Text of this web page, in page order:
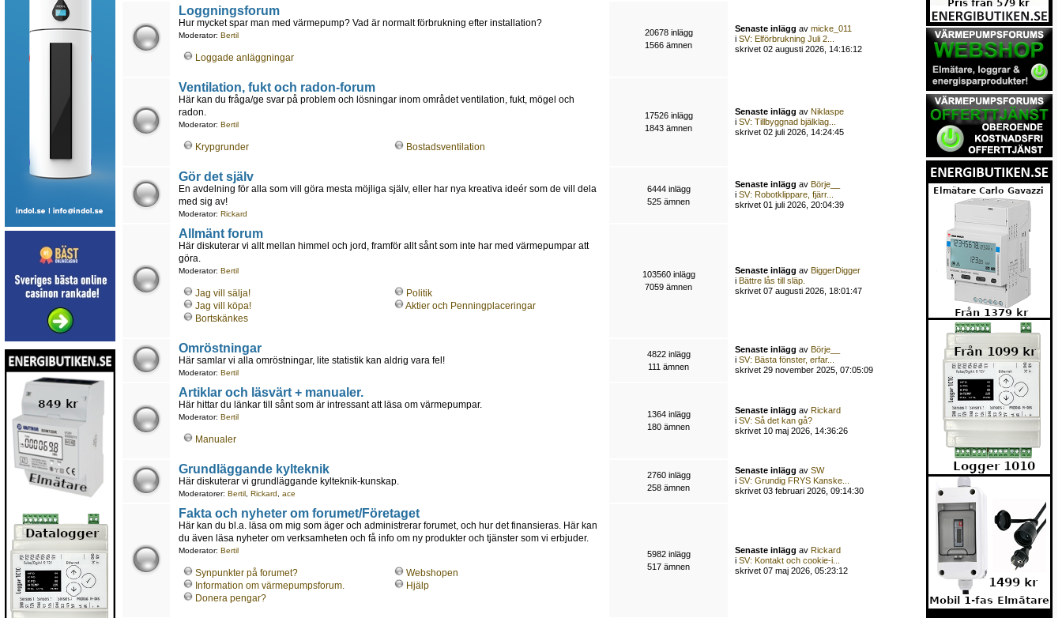
Loggningsforum
Hur mycket spar man med värmepump? Vad är normalt förbrukning efter installation?
Moderator: Bertil
Loggade anläggningar
20678 inlägg
1566 ämnen
Senaste inlägg avmicke_011
iSV: Elförbrukning Juli 2...
skrivet 02 augusti 2026, 14:16:12
Ventilation, fukt och radon-forum
Här kan du fråga/ge svar på problem och lösningar inom området ventilation, fukt, mögel och
radon.
Moderator: Bertil
Krypgrunder Bostadsventilation
17526 inlägg
1843 ämnen
Senaste inlägg avNiklaspe
iSV: Tillbyggnad bjälklag...
skrivet 02 juli 2026, 14:24:45
Gör det själv
En avdelning för alla som vill göra mesta möjliga själv, eller har nya kreativa ideér som de vill dela
med sig av!
Moderator: Rickard
6444 inlägg
525 ämnen
Senaste inlägg avBörje__
iSV: Robotklippare, fjärr...
skrivet 01 juli 2026, 20:04:39
Allmänt forum
Här diskuterar vi allt mellan himmel och jord, framför allt sånt som inte har med värmepumpar att
göra.
Moderator: Bertil
Jag vill sälja!
Jag vill köpa!
Bortskänkes
Politik
Aktier och Penningplaceringar
103560 inlägg
7059 ämnen
Senaste inlägg avBiggerDigger
iBättre lås till släp.
skrivet 07 augusti 2026, 18:01:47
Omröstningar
Här samlar vi alla omröstningar, lite statistik kan aldrig vara fel!
Moderator: Bertil
4822 inlägg
111 ämnen
Senaste inlägg avBörje__
iSV: Bästa fönster, erfar...
skrivet 29 november 2025, 07:05:09
Artiklar och läsvärt + manualer.
Här hittar du länkar till sånt som är intressant att läsa om värmepumpar.
Moderator: Bertil
Manualer
1364 inlägg
180 ämnen
Senaste inlägg avRickard
iSV: Så det kan gå?
skrivet 10 maj 2026, 14:36:26
Grundläggande kylteknik
Här diskuterar vi grundläggande kylteknik-kunskap.
Moderatorer: Bertil, Rickard ace
2760 inlägg
258 ämnen
Senaste inlägg avSW
iSV: Grundig FRYS Kanske...
skrivet 03 februari 2026, 09:14:30
Fakta och nyheter om forumet/Företaget
Här kan du bl.a. läsa om mig som äger och administrerar forumet, och hur det finansieras. Här kan
du även läsa nyheter om verksamheten och få info om ny produkter och tjänster som vi erbjuder.
Moderator: Bertil
Synpunkter på forumet?
Information om värmepumpsforum.
Donera pengar?
Webshopen
Hjälp
5982 inlägg
517 ämnen
Senaste inlägg avRickard
iSV: Kontakt och cookie-i...
skrivet 07 maj 2026, 05:23:12